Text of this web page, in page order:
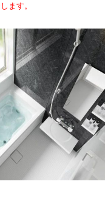
ます。